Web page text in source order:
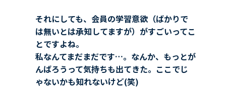
それにしても、会員の学習意欲（ばかりで
は無いとは承知してますが）がすごいってこ
とですよね。
私なんてまだまだです…。なんか、もっとが
んばろうって気持ちも出てきた。ここでじ
ゃないかも知れないけど(笑)